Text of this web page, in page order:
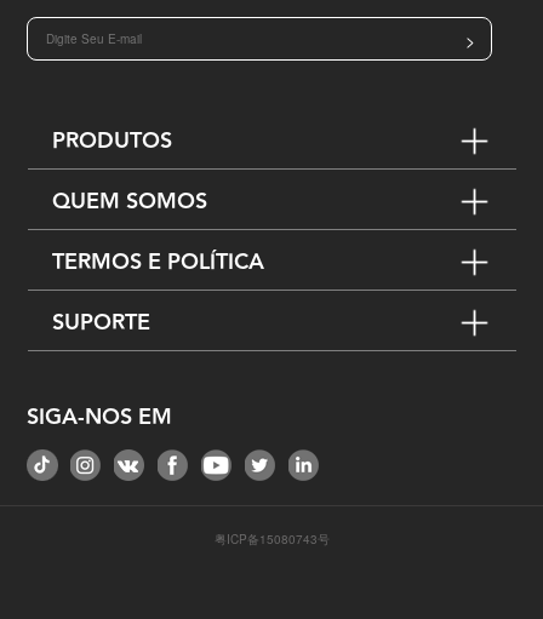
>
PRODUTOS
QUEM SOMOS
TERMOS E POLÍTICA
SUPORTE
SIGA-NOS EM
粤ICP备15080743号